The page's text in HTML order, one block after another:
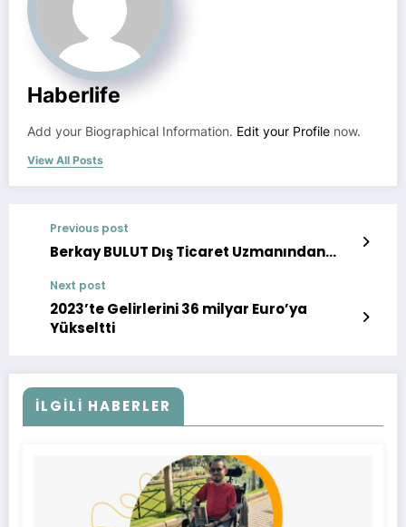
Haberlife
Add your Biographical Information. Edit your Profile now.
View All Posts
Previous post
Berkay BULUT Dış Ticaret Uzmanından…
Next post
2023’te Gelirlerini 36 milyar Euro’ya
Yükseltti
İLGILI HABERLER